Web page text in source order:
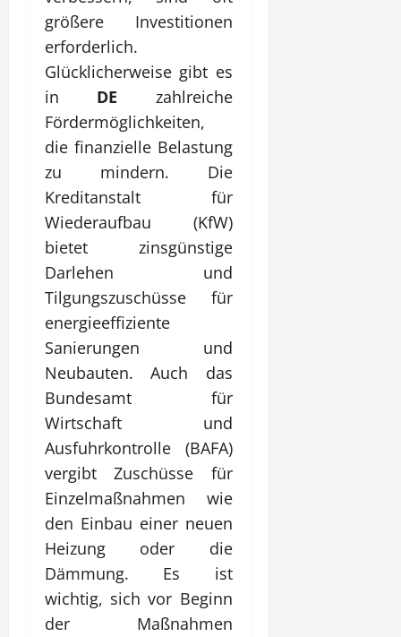
größere Investitionen
erforderlich.
Glücklicherweise gibt es
in DE zahlreiche
Fördermöglichkeiten,
die finanzielle Belastung
zu mindern. Die
Kreditanstalt für
Wiederaufbau (KfW)
bietet zinsgünstige
Darlehen und
Tilgungszuschüsse für
energieeffiziente
Sanierungen und
Neubauten. Auch das
Bundesamt für
Wirtschaft und
Ausfuhrkontrolle (BAFA)
vergibt Zuschüsse für
Einzelmaßnahmen wie
den Einbau einer neuen
Heizung oder die
Dämmung. Es ist
wichtig, sich vor Beginn
der Maßnahmen